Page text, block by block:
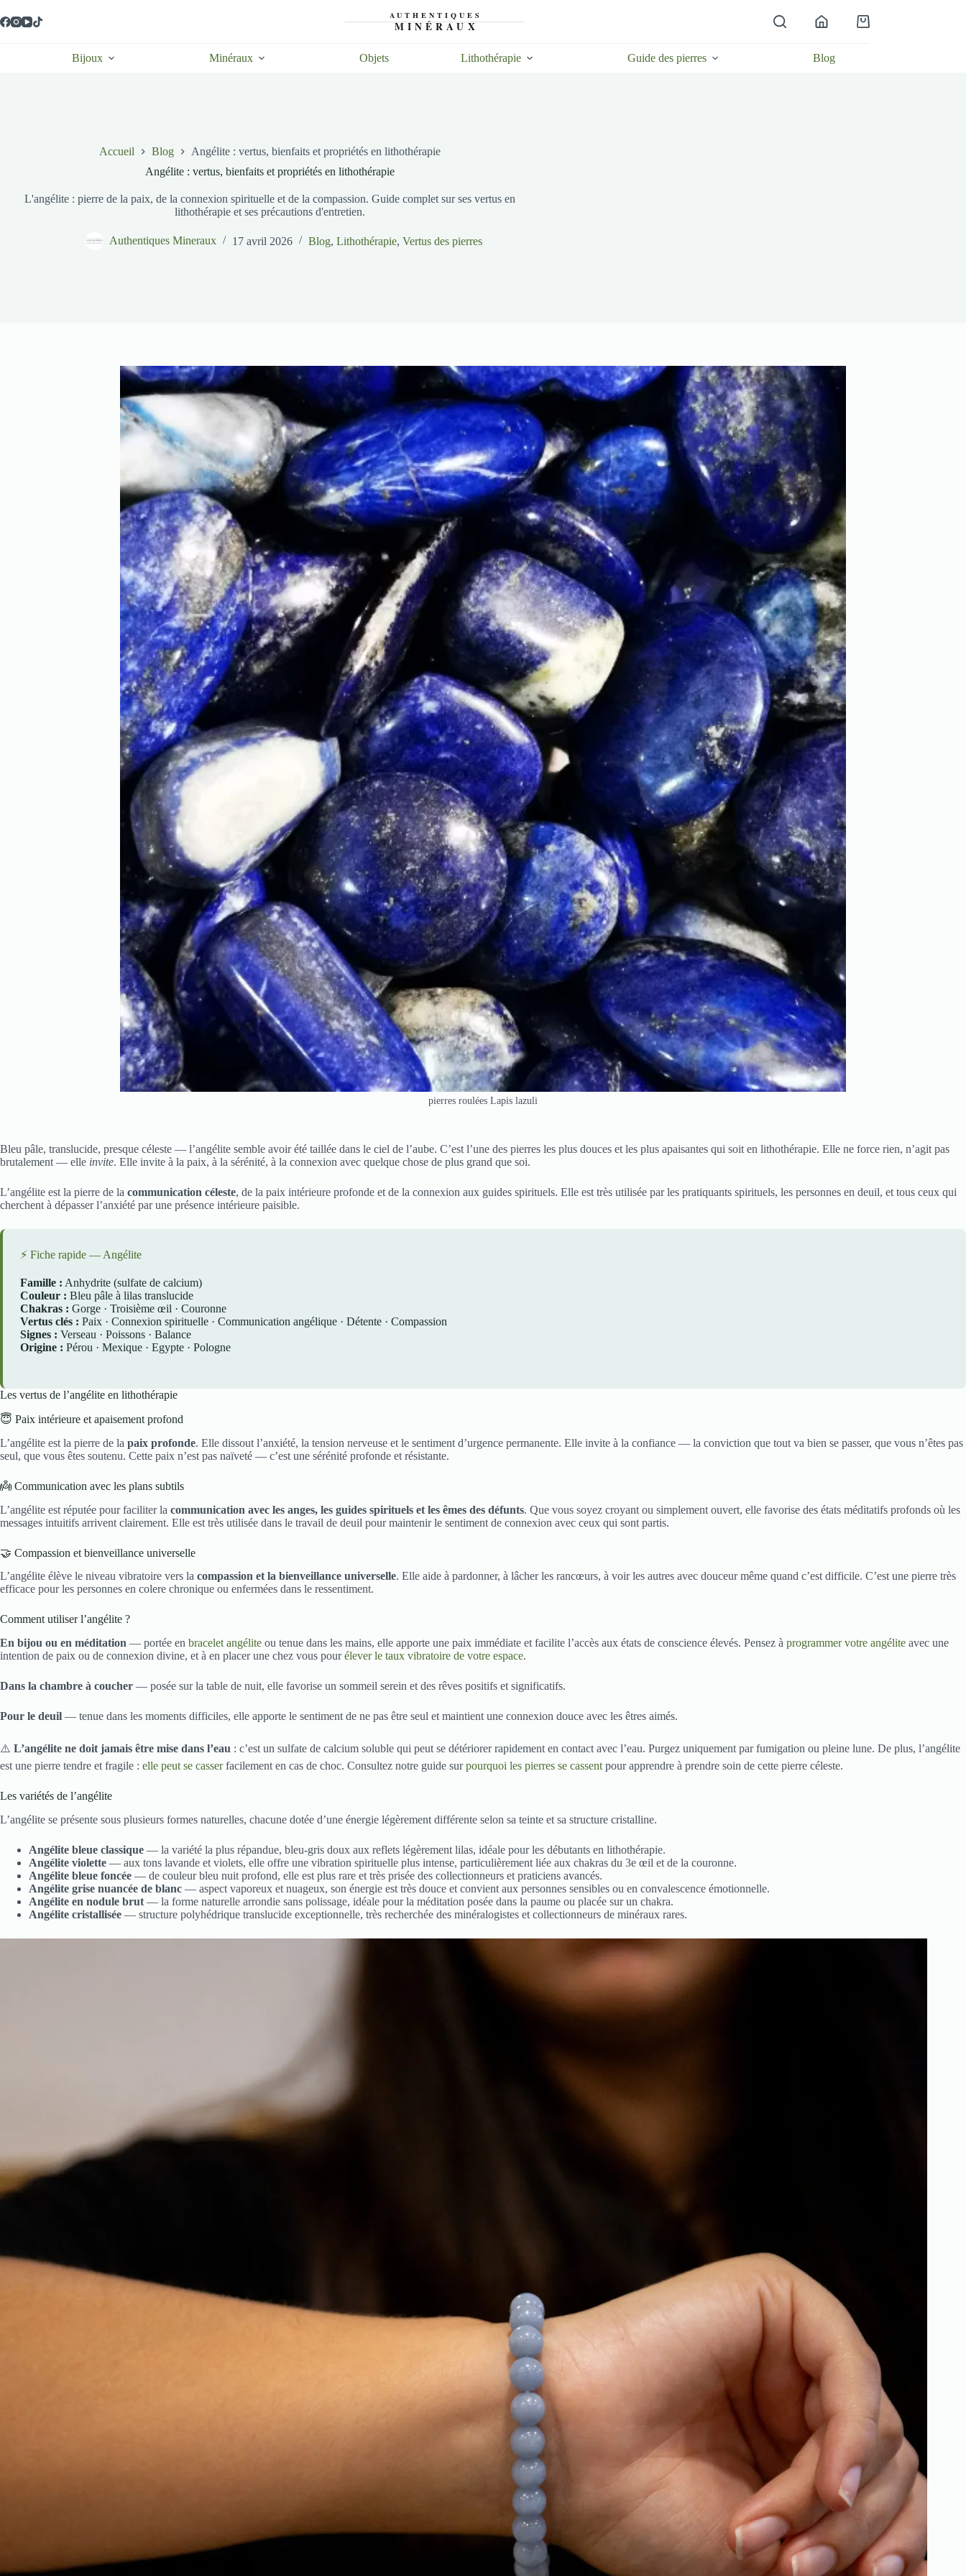
au
contenu
Panier
Bijoux
Minéraux Objets Lithothérapie Guide des pierres Blog
Accueil Blog
Angélite : vertus, bienfaits et propriétés en lithothérapie
Angélite : vertus, bienfaits et propriétés en lithothérapie
L'angélite : pierre de la paix, de la connexion spirituelle et de la compassion. Guide complet sur ses vertus en
lithothérapie et ses précautions d'entretien.
Authentiques Mineraux 17 avril 2026 Blog, Lithothérapie, Vertus des pierres
pierres roulées Lapis lazuli
Bleu pâle, translucide, presque céleste — l’angélite semble avoir été taillée dans le ciel de l’aube. C’est l’une des pierres les plus douces et les plus apaisantes qui soit en lithothérapie. Elle ne force rien, n’agit pas
brutalement — elle invite. Elle invite à la paix, à la sérénité, à la connexion avec quelque chose de plus grand que soi.
L’angélite est la pierre de la communication céleste, de la paix intérieure profonde et de la connexion aux guides spirituels. Elle est très utilisée par les pratiquants spirituels, les personnes en deuil, et tous ceux qui
cherchent à dépasser l’anxiété par une présence intérieure paisible.
⚡ Fiche rapide — Angélite
Famille : Anhydrite (sulfate de calcium)
Couleur : Bleu pâle à lilas translucide
Chakras : Gorge · Troisième œil · Couronne
Vertus clés : Paix · Connexion spirituelle · Communication angélique · Détente · Compassion
Signes : Verseau · Poissons · Balance
Origine : Pérou · Mexique · Egypte · Pologne
Les vertus de l’angélite en lithothérapie
😇 Paix intérieure et apaisement profond
L’angélite est la pierre de la paix profonde. Elle dissout l’anxiété, la tension nerveuse et le sentiment d’urgence permanente. Elle invite à la confiance — la conviction que tout va bien se passer, que vous n’êtes pas
seul, que vous êtes soutenu. Cette paix n’est pas naïveté — c’est une sérénité profonde et résistante.
👼 Communication avec les plans subtils
L’angélite est réputée pour faciliter la communication avec les anges, les guides spirituels et les êmes des défunts. Que vous soyez croyant ou simplement ouvert, elle favorise des états méditatifs profonds où les
messages intuitifs arrivent clairement. Elle est très utilisée dans le travail de deuil pour maintenir le sentiment de connexion avec ceux qui sont partis.
🤝 Compassion et bienveillance universelle
L’angélite élève le niveau vibratoire vers la compassion et la bienveillance universelle. Elle aide à pardonner, à lâcher les rancœurs, à voir les autres avec douceur même quand c’est difficile. C’est une pierre très
efficace pour les personnes en colere chronique ou enfermées dans le ressentiment.
Comment utiliser l’angélite ?
En bijou ou en méditation — portée en bracelet angélite ou tenue dans les mains, elle apporte une paix immédiate et facilite l’accès aux états de conscience élevés. Pensez à programmer votre angélite avec une
intention de paix ou de connexion divine, et à en placer une chez vous pourélever le taux vibratoire de votre espace.
Dans la chambre à coucher — posée sur la table de nuit, elle favorise un sommeil serein et des rêves positifs et significatifs.
Pour le deuil — tenue dans les moments difficiles, elle apporte le sentiment de ne pas être seul et maintient une connexion douce avec les êtres aimés.
⚠️ L’angélite ne doit jamais être mise dans l’eau : c’est un sulfate de calcium soluble qui peut se détériorer rapidement en contact avec l’eau. Purgez uniquement par fumigation ou pleine lune. De plus, l’angélite
est une pierre tendre et fragile : elle peut se casserfacilement en cas de choc. Consultez notre guide surpourquoi les pierres se cassent pour apprendre à prendre soin de cette pierre céleste.
Les variétés de l’angélite
L’angélite se présente sous plusieurs formes naturelles, chacune dotée d’une énergie légèrement différente selon sa teinte et sa structure cristalline.
Angélite bleue classique — la variété la plus répandue, bleu-gris doux aux reflets légèrement lilas, idéale pour les débutants en lithothérapie.
Angélite violette — aux tons lavande et violets, elle offre une vibration spirituelle plus intense, particulièrement liée aux chakras du 3e œil et de la couronne.
Angélite bleue foncée — de couleur bleu nuit profond, elle est plus rare et très prisée des collectionneurs et praticiens avancés.
Angélite grise nuancée de blanc — aspect vaporeux et nuageux, son énergie est très douce et convient aux personnes sensibles ou en convalescence émotionnelle.
Angélite en nodule brut — la forme naturelle arrondie sans polissage, idéale pour la méditation posée dans la paume ou placée sur un chakra.
Angélite cristallisée — structure polyhédrique translucide exceptionnelle, très recherchée des minéralogistes et collectionneurs de minéraux rares.